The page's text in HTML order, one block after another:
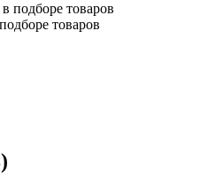
товаров